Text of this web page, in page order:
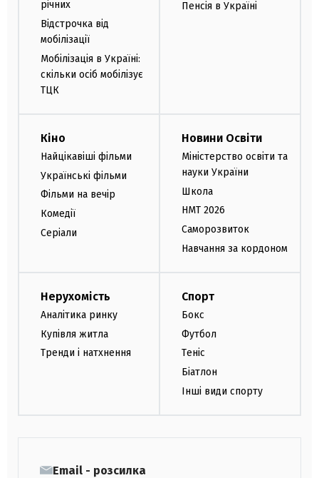
річних
Відстрочка від
мобілізації
Мобілізація в Україні:
скільки осіб мобілізує
ТЦК
Пенсія в Україні
Кіно
Найцікавіші фільми
Українські фільми
Фільми на вечір
Комедії
Серіали
Новини Освіти
Міністерство освіти та
науки України
Школа
НМТ 2026
Саморозвиток
Навчання за кордоном
Нерухомість
Аналітика ринку
Купівля житла
Тренди і натхнення
Спорт
Бокс
Футбол
Теніс
Біатлон
Інші види спорту
Email - розсилка